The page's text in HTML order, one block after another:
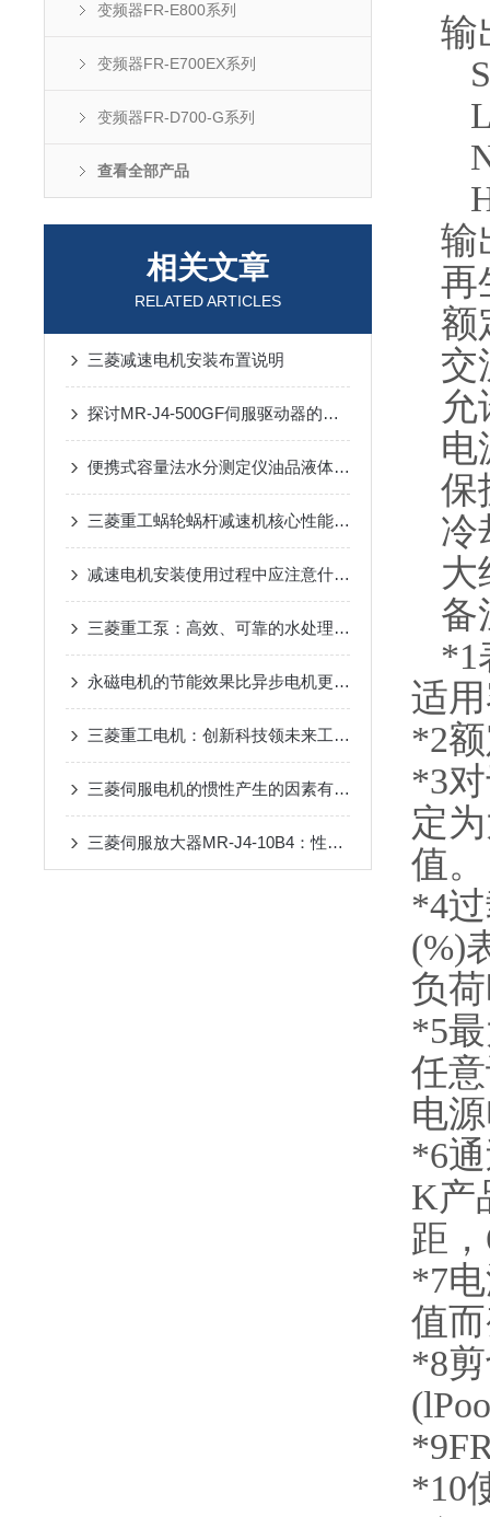
变频器FR-E800系列
变频器FR-E700EX系列
变频器FR-D700-G系列
查看全部产品
相关文章
RELATED ARTICLES
三菱减速电机安装布置说明
探讨MR-J4-500GF伺服驱动器的技术特点、应用优势以及其在现代工业中的重要作用
便携式容量法水分测定仪油品液体现场取样即时检测应用探析
三菱重工蜗轮蜗杆减速机核心性能优势
减速电机安装使用过程中应注意什么？
三菱重工泵：高效、可靠的水处理解决方案
永磁电机的节能效果比异步电机更显著，原因是什么？
三菱重工电机：创新科技领未来工业与生活的智慧融合
三菱伺服电机的惯性产生的因素有哪些？
三菱伺服放大器MR-J4-10B4：性能与应用的全面解析
输
LD
输
再
额
交
允
电
保
冷
大
备
*1
适
*2
*3
定
值。
*4
(%)
负
*5
任
电
*6
K产
距
*7
值
*8
*10